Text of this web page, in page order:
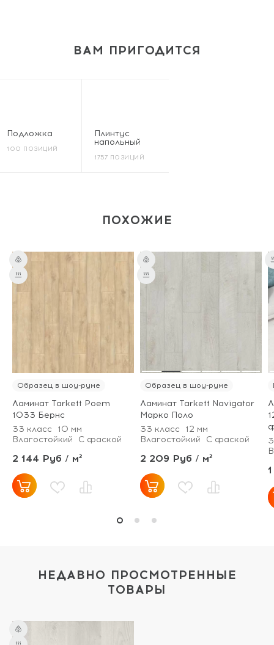
ВАМ ПРИГОДИТСЯ
Подложка
100 ПОЗИЦИЙ
Плинтус
напольный
1757 ПОЗИЦИЙ
ПОХОЖИЕ
Образец в шоу-руме
Ламинат Tarkett Poem
1033 Бернс
33 класс
10 мм
Влагостойкий
С фаской
2 144 Руб / м²
Образец в шоу-руме
Ламинат Tarkett Navigator
Марко Поло
33 класс
12 мм
Влагостойкий
С фаской
2 209 Руб / м²
НЕДАВНО ПРОСМОТРЕННЫЕ
ТОВАРЫ